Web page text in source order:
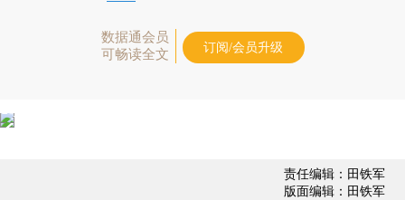
数据通会员
可畅读全文
订阅/会员升级
责任编辑：田铁军
版面编辑：田铁军